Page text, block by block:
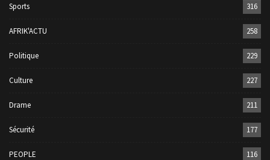
Sports 316
AFRIK'ACTU 258
Politique 229
Culture 227
Drame 211
Sécurité 177
PEOPLE 116